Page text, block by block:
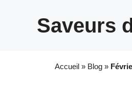
Saveurs
Accueil » Blog »